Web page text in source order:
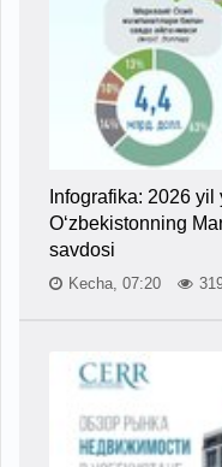
Infografika: 2026
O‘zbekistonning
savdosi
Kecha, 07:20